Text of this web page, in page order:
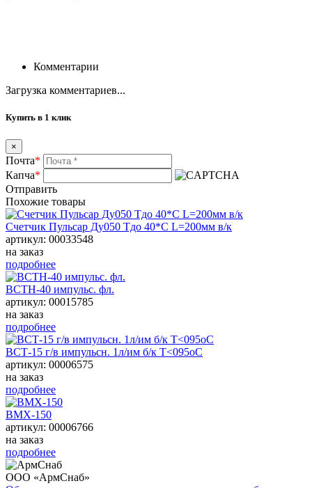
Комментарии
Загрузка комментариев...
Купить в 1 клик
×
Почта*
Капча*
Отправить
Похожие товары
Счетчик Пульсар Ду050 Тдо 40*С L=200мм в/к
артикул: 00033548
на заказ
подробнее
ВСТН-40 импульс. фл.
артикул: 00015785
на заказ
подробнее
ВСТ-15 г/в импульсн. 1л/им б/к Т<095оС
артикул: 00006575
на заказ
подробнее
ВМХ-150
артикул: 00006766
на заказ
подробнее
ООО «АрмСнаб»